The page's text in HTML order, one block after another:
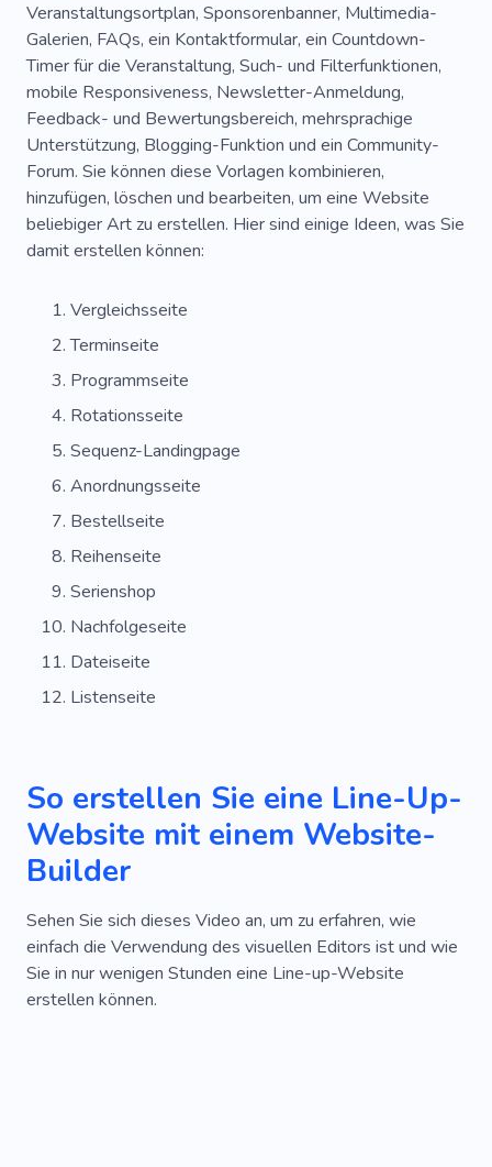
Veranstaltungsortplan, Sponsorenbanner, Multimedia-
Galerien, FAQs, ein Kontaktformular, ein Countdown-
Timer für die Veranstaltung, Such- und Filterfunktionen,
mobile Responsiveness, Newsletter-Anmeldung,
Feedback- und Bewertungsbereich, mehrsprachige
Unterstützung, Blogging-Funktion und ein Community-
Forum. Sie können diese Vorlagen kombinieren,
hinzufügen, löschen und bearbeiten, um eine Website
beliebiger Art zu erstellen. Hier sind einige Ideen, was Sie
damit erstellen können:
Vergleichsseite
Terminseite
Programmseite
Rotationsseite
Sequenz-Landingpage
Anordnungsseite
Bestellseite
Reihenseite
Serienshop
Nachfolgeseite
Dateiseite
Listenseite
So erstellen Sie eine Line-Up-
Website mit einem Website-
Builder
Sehen Sie sich dieses Video an, um zu erfahren, wie
einfach die Verwendung des visuellen Editors ist und wie
Sie in nur wenigen Stunden eine Line-up-Website
erstellen können.